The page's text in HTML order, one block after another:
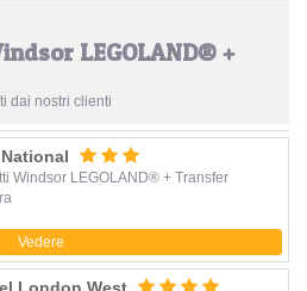
LEGOLAND® +
dai nostri clienti
Windsor LEGOLAND® + Transfer
Vedere